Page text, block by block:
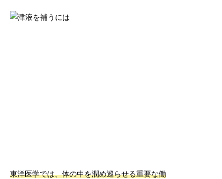
東洋医学では、体の中を潤め巡らせる重要な働